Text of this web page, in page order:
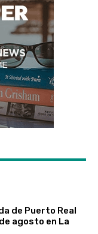
de Puerto Real
agosto en La